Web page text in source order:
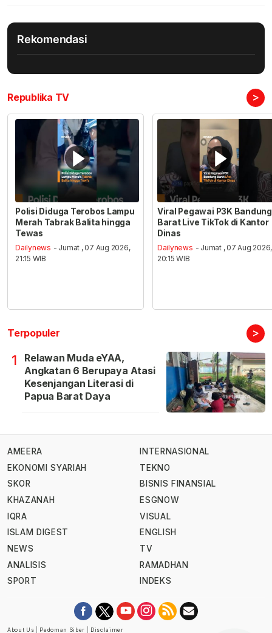
Rekomendasi
Republika TV >
Polisi Diduga Terobos Lampu
Merah Tabrak Balita hingga
Tewas
Dailynews - Jumat , 07 Aug 2026,
21:15 WIB
Viral Pegawai P3K Bandung
Barat Live TikTok di Kantor
Dinas
Dailynews - Jumat , 07 Aug 2026,
20:15 WIB
Terpopuler >
1
Relawan Muda eYAA,
Angkatan 6 Berupaya Atasi
Kesenjangan Literasi di
Papua Barat Daya
AMEERA
EKONOMI SYARIAH
SKOR
KHAZANAH
IQRA
ISLAM DIGEST
NEWS
ANALISIS
SPORT
INTERNASIONAL
TEKNO
BISNIS FINANSIAL
ESGNOW
VISUAL
ENGLISH
TV
RAMADHAN
INDEKS
About Us Pedoman Siber Disclaimer